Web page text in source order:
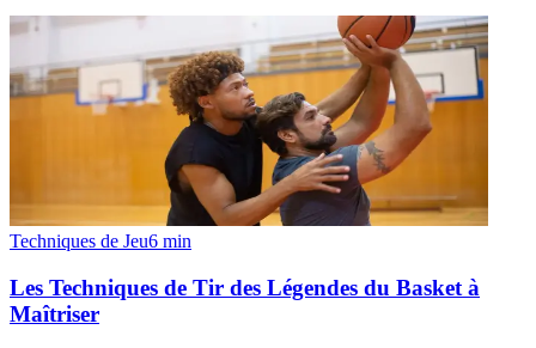
Techniques de Jeu6 min
Les Techniques de Tir des Légendes du Basket à
Maîtriser